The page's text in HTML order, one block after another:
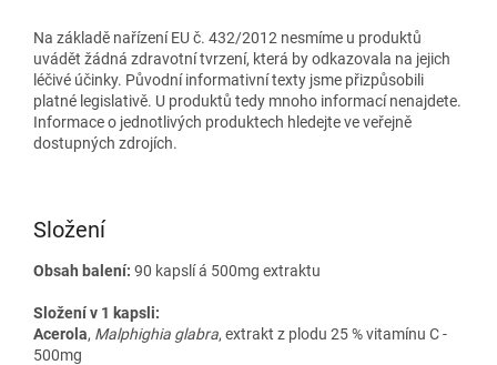
Na základě nařízení EU č. 432/2012 nesmíme u produktů
uvádět žádná zdravotní tvrzení, která by odkazovala na jejich
léčivé účinky. Původní informativní texty jsme přizpůsobili
platné legislativě. U produktů tedy mnoho informací nenajdete.
Informace o jednotlivých produktech hledejte ve veřejně
dostupných zdrojích.
Složení
Obsah balení: 90 kapslí á 500mg extraktu
Složení v 1 kapsli:
Acerola, Malphighia glabra, extrakt z plodu 25 % vitamínu C -
500mg